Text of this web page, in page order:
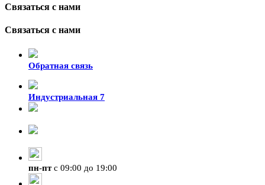
Связаться с нами
Связаться с нами
Обратная связь
Индустриальная 7
пн-птс 09:00 до 19:00